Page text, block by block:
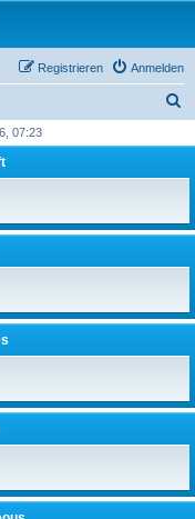
Anmelden
Registrieren
h
07:23